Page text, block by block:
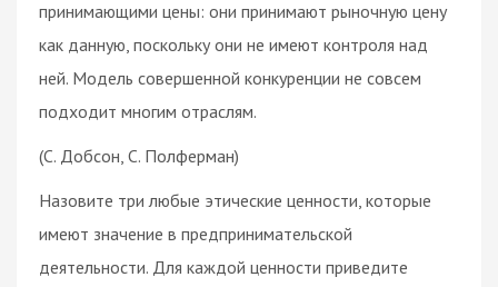
принимающими цены: они принимают рыночную цену
как данную, поскольку они не имеют контроля над
ней. Модель совершенной конкуренции не совсем
подходит многим отраслям.
(С. Добсон, С. Полферман)
Назовите три любые этические ценности, которые
имеют значение в предпринимательской
деятельности. Для каждой ценности приведите